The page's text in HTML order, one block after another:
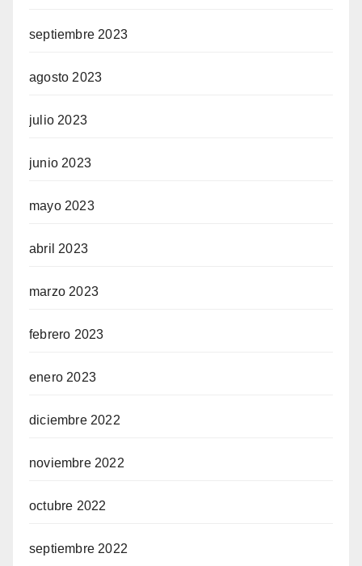
septiembre 2023
agosto 2023
julio 2023
junio 2023
mayo 2023
abril 2023
marzo 2023
febrero 2023
enero 2023
diciembre 2022
noviembre 2022
octubre 2022
septiembre 2022